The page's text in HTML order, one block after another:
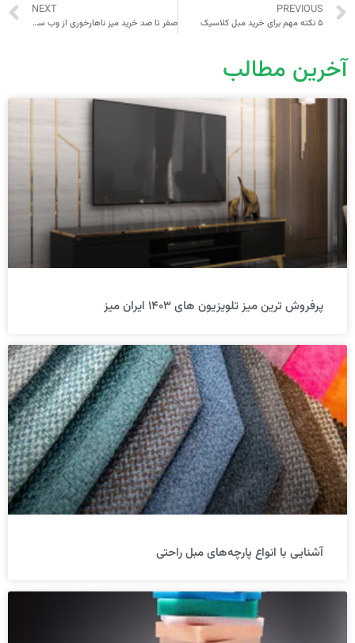
PREVIOUS
۵ نکته مهم برای خرید مبل کلاسیک
NEXT
صفر تا صد خرید میز ناهارخوری از وب سایت ایران میز
آخرین مطالب
پرفروش ترین میز تلویزیون های ۱۴۰۳ ایران میز
آشنایی با انواع پارچه‌های مبل راحتی